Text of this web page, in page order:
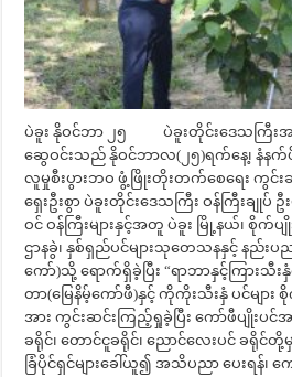
ပဲခူး နိုဝင်ဘာ ၂၅ ပဲခူးတိုင်းဒေသကြီးအစိုး
ဆွေဝင်းသည် နိုဝင်ဘာလ(၂၅)ရက်နေ့၊ နံနက်
လူမှုစီးပွားဘဝ ဖွံ့ဖြိုးတိုးတက်စေရေး
ရှေးဦးစွာ ပဲခူးတိုင်းဒေသကြီး ဝန်ကြီးချု
ဝင် ဝန်ကြီးများနှင့်အတူ ပဲခူး မြို့နယ်၊ စိုက်ပျို
ဌာနခွဲ၊ နှစ်ရှည်ပင်များသုတေသနနှင့် နည်းပည
ကော်)သို့ ရောက်ရှိခဲ့ပြီး “ရာဘာနှင့်ကြားသီ
တာ(မြေနိမ့်ကော်ဖီ)နှင့် ကိုကိုးသီးနှံ ပင်များ
အား ကွင်းဆင်းကြည့်ရှုခဲ့ပြီး ကော်ဖီပျိုးပင်အ
ခရိုင်၊ တောင်ငူခရိုင်၊ ညောင်လေးပင် ခရို
ခြံပိုင်ရှင်များခေါ်ယူ၍ အသိပညာ ပေးရန်၊ ကေ